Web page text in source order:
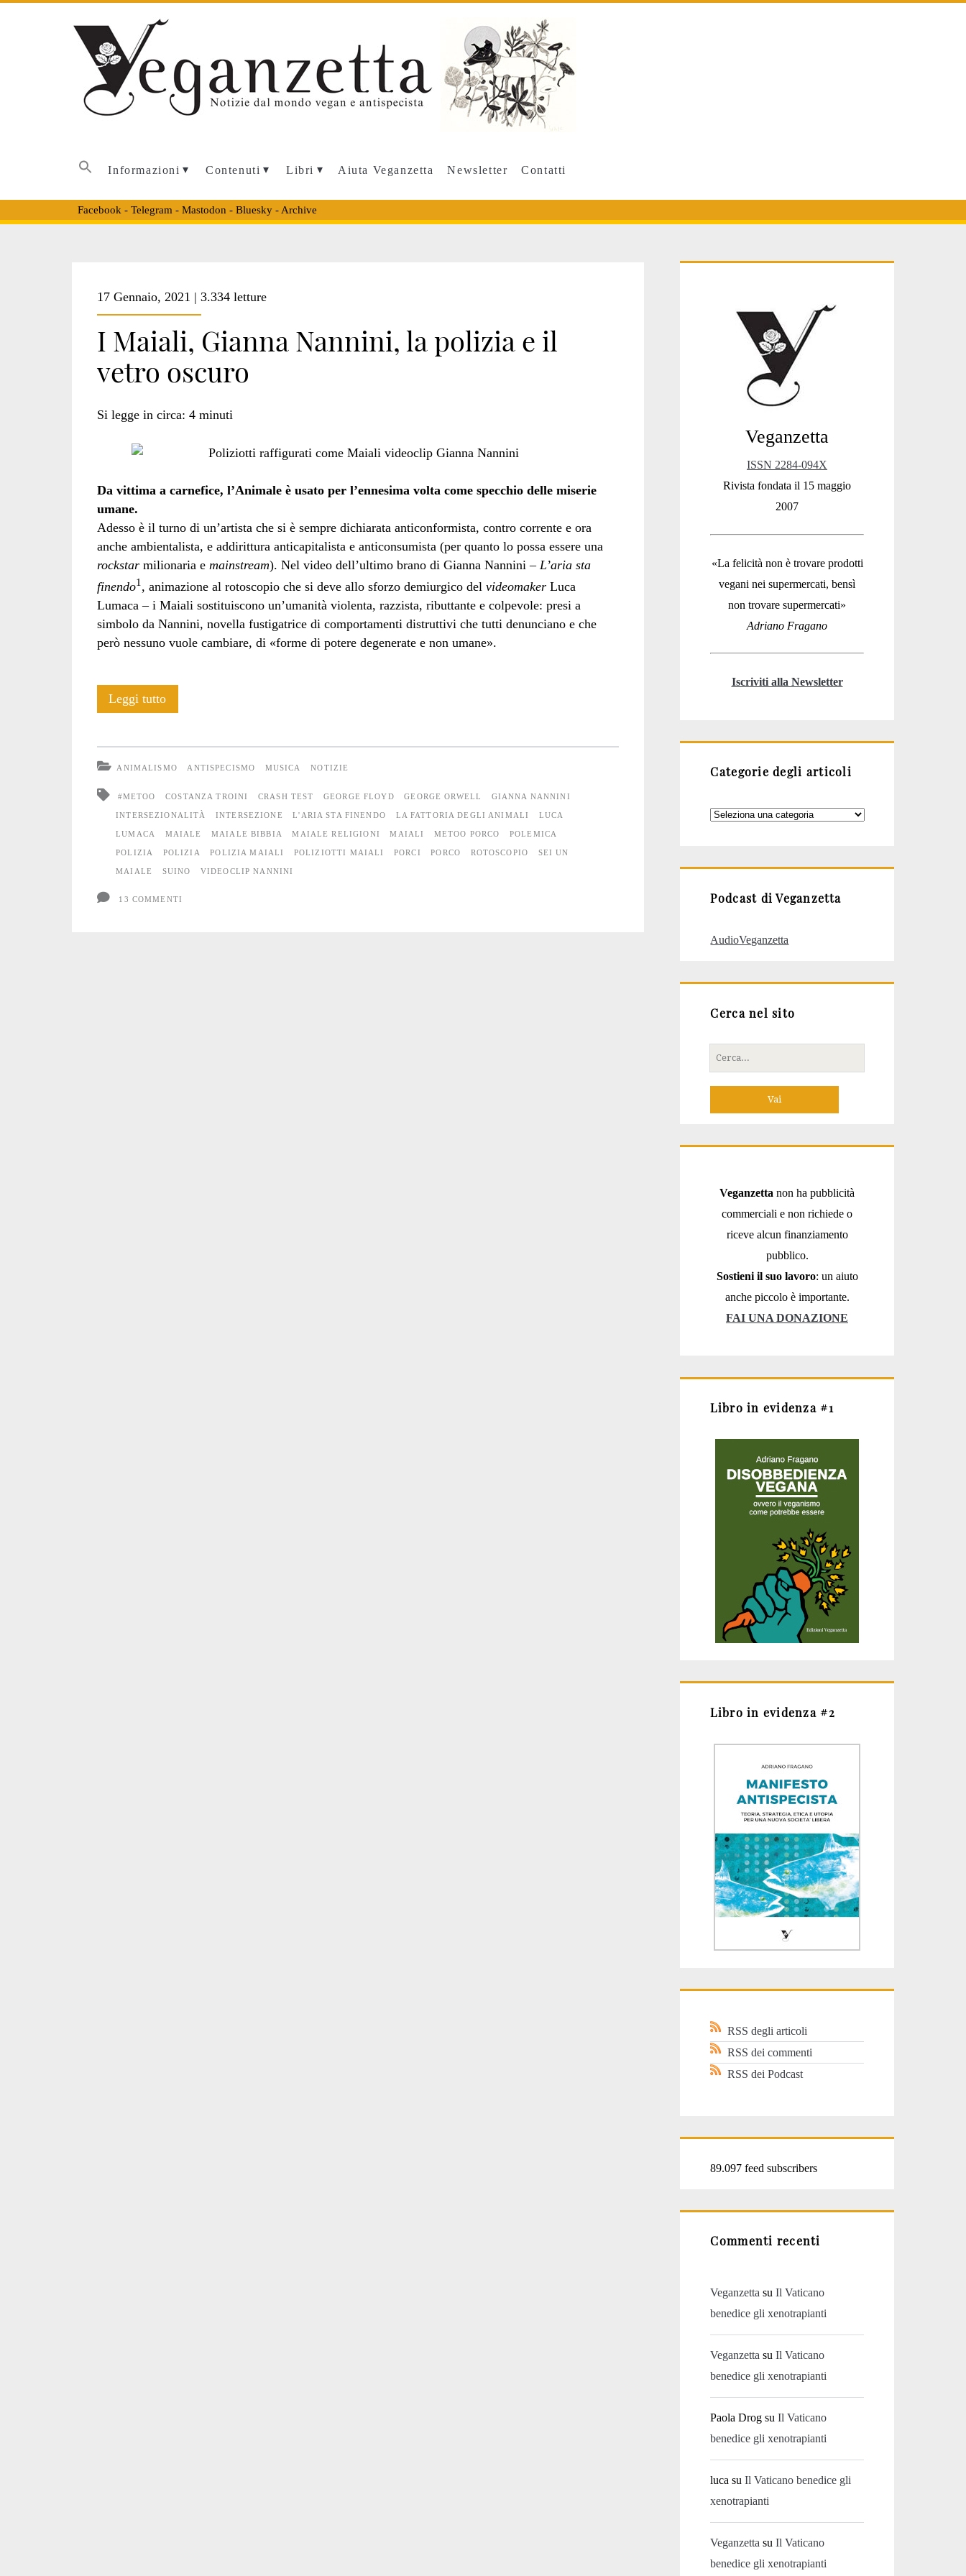
Informazioni Contenuti Libri Aiuta Veganzetta Newsletter Contatti
Facebook - Telegram - Mastodon - Bluesky- Archive
<span>maiale
bibbia</span>
17 Gennaio, 2021 | 3.334 letture
I Maiali, Gianna Nannini, la polizia e il
vetro oscuro
Si legge in circa: 4 minuti
Da vittima a carnefice, l’Animale è usato per l’ennesima volta come specchio delle miserie
umane.
Adesso è il turno di un’artista che si è sempre dichiarata anticonformista, contro corrente e ora
anche ambientalista, e addirittura anticapitalista e anticonsumista (per quanto lo possa essere una
rockstarmilionaria e mainstream). Nel video dell’ultimo brano di Gianna Nannini – L’aria sta
finendo1 , animazione al rotoscopio che si deve allo sforzo demiurgico del videomakerLuca
Lumaca – i Maiali sostituiscono un’umanità violenta, razzista, ributtante e colpevole: presi a
simbolo da Nannini, novella fustigatrice di comportamenti distruttivi che tutti denunciano e che
però nessuno vuole cambiare, di «forme di potere degenerate e non umane».
Leggi tuttoI
la
polizia
e
il
ANIMALISMO ANTISPECISMO MUSICA NOTIZIE
#METOO COSTANZA TROINI CRASH TEST GEORGE FLOYD GEORGE ORWELL GIANNA NANNINI
INTERSEZIONALITÀ INTERSEZIONE L'ARIA STA FINENDO LA FATTORIA DEGLI ANIMALI LUCA
LUMACA MAIALE MAIALE BIBBIA MAIALE RELIGIONI MAIALI METOO PORCO POLEMICA
POLIZIA POLIZIA POLIZIA MAIALI POLIZIOTTI MAIALI PORCI PORCO ROTOSCOPIO SEI UN
MAIALE SUINO VIDEOCLIP NANNINI
13 COMMENTI
Sidebar
Veganzetta
ISSN 2284-094X
Rivista fondata il 15 maggio
2007
«La felicità non è trovare prodotti
vegani nei supermercati, bensì
non trovare supermercati»
Adriano Fragano
Iscriviti alla Newsletter
Categorie degli articoli
Categorie
Podcast di Veganzetta
AudioVeganzetta
Cerca nel sito
Cerca
per:
Veganzetta non ha pubblicità
commerciali e non richiede o
riceve alcun finanziamento
pubblico.
Sostieni il suo lavoro: un aiuto
anche piccolo è importante.
FAI UNA DONAZIONE
Libro in evidenza #1
Libro in evidenza #2
RSS degli articoli
RSS dei commenti
RSS dei Podcast
89.097 feed subscribers
Commenti recenti
Veganzetta suIl Vaticano
benedice gli xenotrapianti
Veganzetta suIl Vaticano
benedice gli xenotrapianti
Paola Drog suIl Vaticano
benedice gli xenotrapianti
luca suIl Vaticano benedice gli
xenotrapianti
Veganzetta suIl Vaticano
benedice gli xenotrapianti